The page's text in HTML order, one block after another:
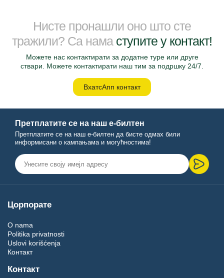
Нисте пронашли оно што сте
тражили? Са нама ступите у контакт!
Можете нас контактирати за додатне туре или друге
ствари. Можете контактирати наш тим за подршку 24/7.
ВхатсАпп контакт
Претплатите се на наш е-билтен
Претплатите се на наш е-билтен да бисте одмах били
информисани о кампањама и могућностима!
Цорпорате
O nama
Politika privatnosti
Uslovi korišćenja
Контакт
Контакт